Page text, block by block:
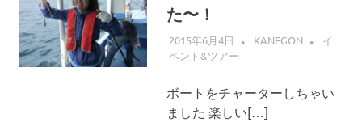
た〜！
2015年6月4日 KANEGON
イ
ベント&ツアー
ボートをチャーターしちゃい
ました 楽しい[…]